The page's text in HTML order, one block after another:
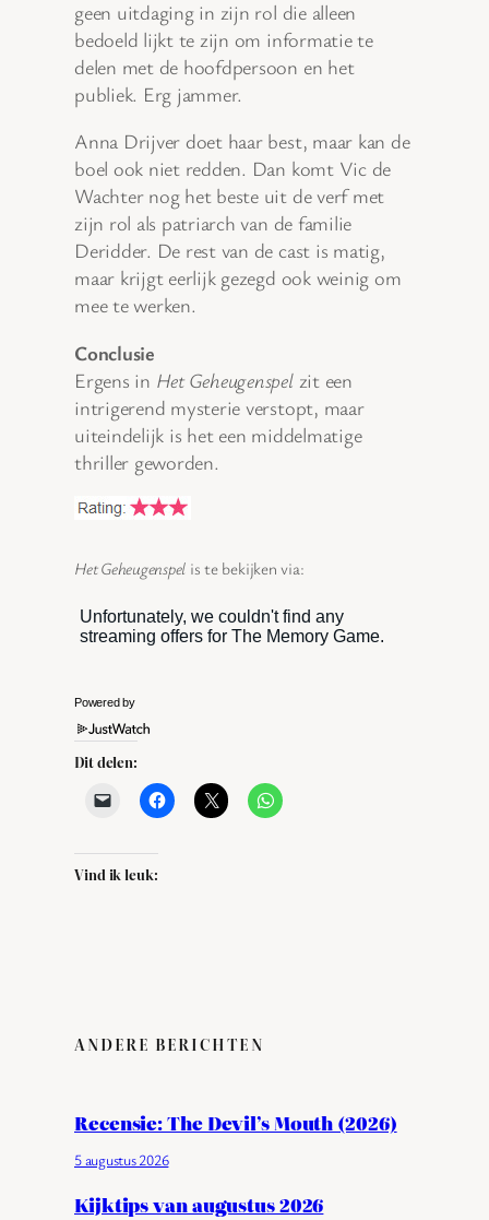
geen uitdaging in zijn rol die alleen
bedoeld lijkt te zijn om informatie te
delen met de hoofdpersoon en het
publiek. Erg jammer.
Anna Drijver doet haar best, maar kan de
boel ook niet redden. Dan komt Vic de
Wachter nog het beste uit de verf met
zijn rol als patriarch van de familie
Deridder. De rest van de cast is matig,
maar krijgt eerlijk gezegd ook weinig om
mee te werken.
Conclusie
Ergens in Het Geheugenspelzit een
intrigerend mysterie verstopt, maar
uiteindelijk is het een middelmatige
thriller geworden.
Het Geheugenspel is te bekijken via:
Powered by
Dit delen:
Vind ik leuk:
ANDERE BERICHTEN
Recensie: The Devil’s Mouth (2026)
5 augustus 2026
Kijktips van augustus 2026